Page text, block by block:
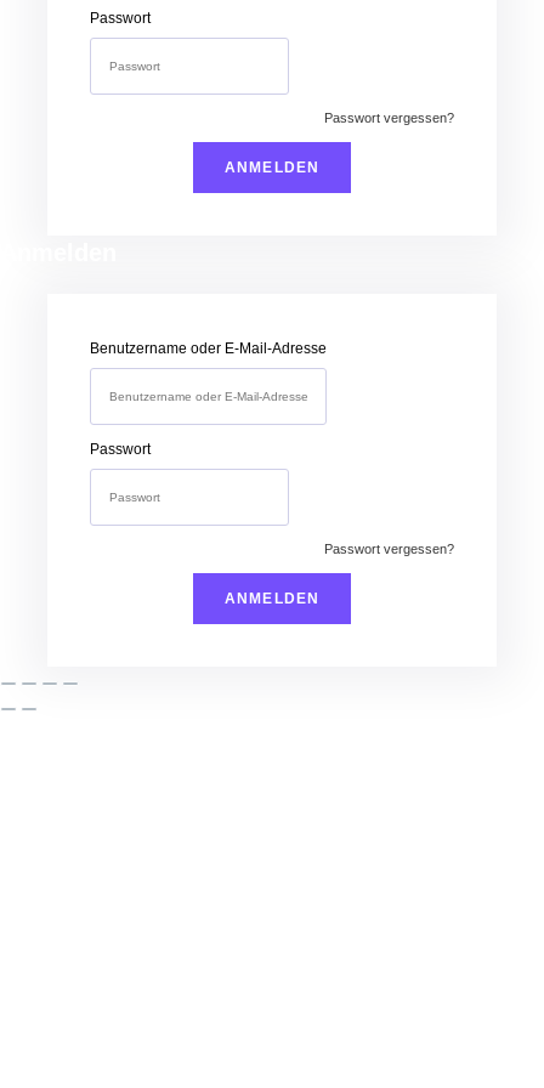
Passwort
Passwort vergessen?
Benutzername oder E-Mail-Adresse
Passwort
Passwort vergessen?